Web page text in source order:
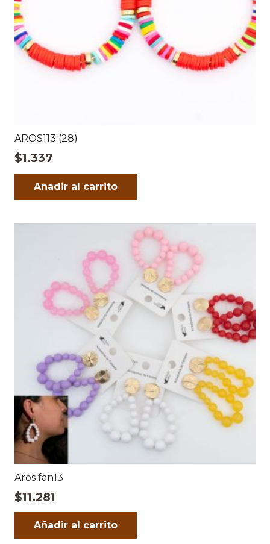
AROS113 (28)
$1.337
Añadir al carrito
Aros fan13
$11.281
Añadir al carrito